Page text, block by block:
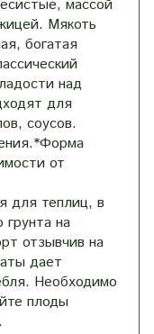
массой
Мякоть
богатая
над
для
соусов.
от
для теплиц, в
на
отзывчив на
дает
Необходимо
плоды